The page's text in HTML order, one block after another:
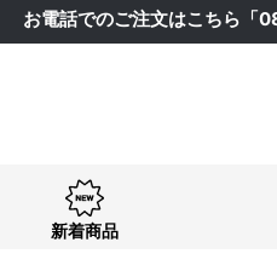
お電話でのご注文はこちら「
新着商品